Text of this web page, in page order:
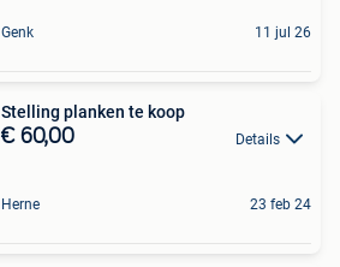
Genk 11 jul 26
Stelling planken te koop
€ 60,00 Details
Herne 23 feb 24